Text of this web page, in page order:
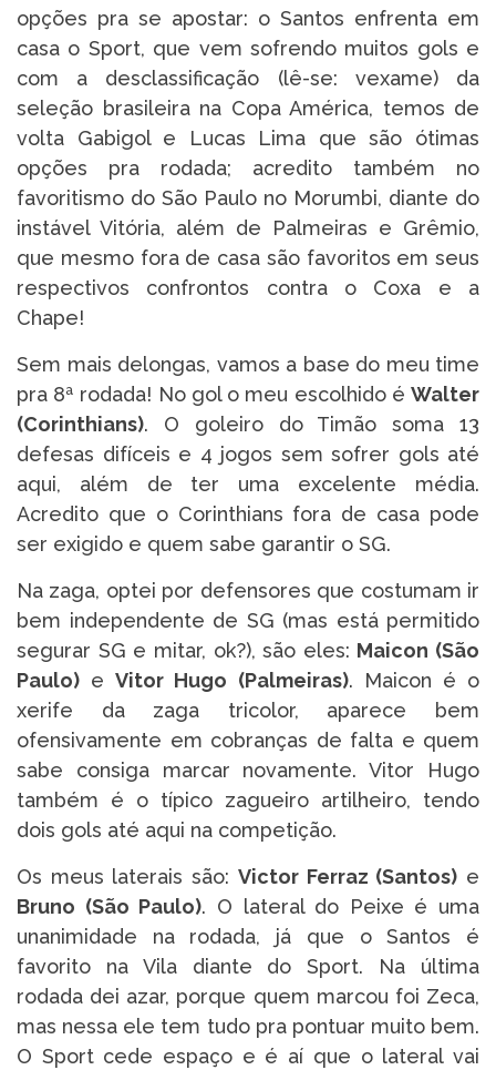
opções pra se apostar: o Santos enfrenta em
casa o Sport, que vem sofrendo muitos gols e
com a desclassificação (lê-se: vexame) da
seleção brasileira na Copa América, temos de
volta Gabigol e Lucas Lima que são ótimas
opções pra rodada; acredito também no
favoritismo do São Paulo no Morumbi, diante do
instável Vitória, além de Palmeiras e Grêmio,
que mesmo fora de casa são favoritos em seus
respectivos confrontos contra o Coxa e a
Chape!
Sem mais delongas, vamos a base do meu time
pra 8ª rodada! No gol o meu escolhido é Walter
(Corinthians). O goleiro do Timão soma 13
defesas difíceis e 4 jogos sem sofrer gols até
aqui, além de ter uma excelente média.
Acredito que o Corinthians fora de casa pode
ser exigido e quem sabe garantir o SG.
Na zaga, optei por defensores que costumam ir
bem independente de SG (mas está permitido
segurar SG e mitar, ok?), são eles: Maicon (São
Paulo) eVitor Hugo (Palmeiras). Maicon é o
xerife da zaga tricolor, aparece bem
ofensivamente em cobranças de falta e quem
sabe consiga marcar novamente. Vitor Hugo
também é o típico zagueiro artilheiro, tendo
dois gols até aqui na competição.
Os meus laterais são: Victor Ferraz (Santos) e
Bruno (São Paulo). O lateral do Peixe é uma
unanimidade na rodada, já que o Santos é
favorito na Vila diante do Sport. Na última
rodada dei azar, porque quem marcou foi Zeca,
mas nessa ele tem tudo pra pontuar muito bem.
O Sport cede espaço e é aí que o lateral vai